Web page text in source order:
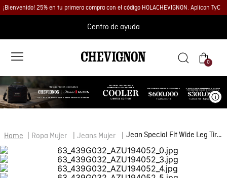
¡Bienvenido! 25% en tu primera compra con el código HOLACHEVIGNON. Aplican TyC
Centro de ayuda
0
Ropa Mujer Jeans Mujer Jean Special Fit Wide Leg Tiro Alto para Mujer en Mezcla de Algodón y Tencel, Velada